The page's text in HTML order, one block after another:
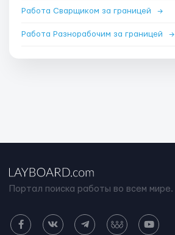
Работа Сварщиком за границей →
Работа Разнорабочим за границей →
Портал поиска работы во всем мире.